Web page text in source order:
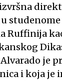
studenome
Ruffinija
je
i koja je